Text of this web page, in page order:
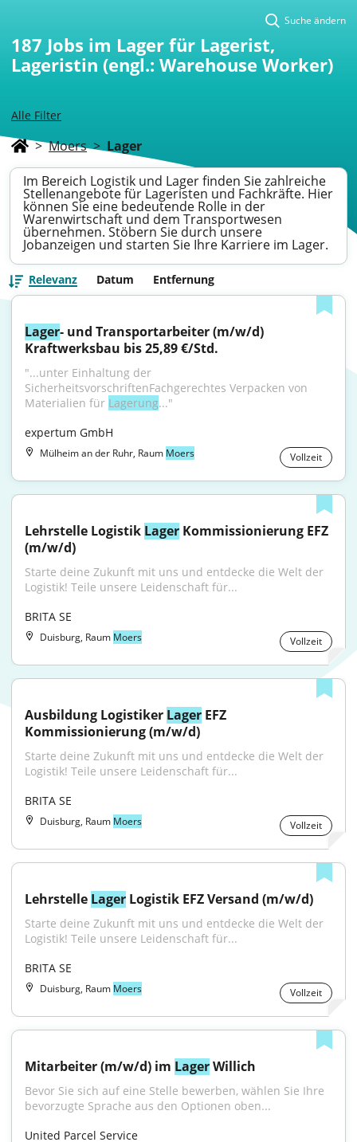
Alle Filter
Suche ändern
187 Jobs im Lager für Lagerist,
Lageristin (engl.: Warehouse Worker)
> Moers > Lager
Im Bereich Logistik und Lager finden Sie zahlreiche
Stellenangebote für Lageristen und Fachkräfte. Hier
können Sie eine bedeutende Rolle in der
Warenwirtschaft und dem Transportwesen
übernehmen. Stöbern Sie durch unsere
Jobanzeigen und starten Sie Ihre Karriere im Lager.
Relevanz Datum Entfernung
Lager- und Transportarbeiter (m/w/d)
Kraftwerksbau bis 25,89 €/Std.
"...unter Einhaltung der
SicherheitsvorschriftenFachgerechtes Verpacken von
Materialien für Lagerung..."
expertum GmbH
Mülheim an der Ruhr, Raum Moers Vollzeit
Lehrstelle Logistik Lager Kommissionierung EFZ
(m/w/d)
Starte deine Zukunft mit uns und entdecke die Welt der
Logistik! Teile unsere Leidenschaft für...
BRITA SE
Duisburg, Raum Moers Vollzeit
Ausbildung Logistiker Lager EFZ
Kommissionierung (m/w/d)
Starte deine Zukunft mit uns und entdecke die Welt der
Logistik! Teile unsere Leidenschaft für...
BRITA SE
Duisburg, Raum Moers Vollzeit
Lehrstelle Lager Logistik EFZ Versand (m/w/d)
Starte deine Zukunft mit uns und entdecke die Welt der
Logistik! Teile unsere Leidenschaft für...
BRITA SE
Duisburg, Raum Moers Vollzeit
Mitarbeiter (m/w/d) im Lager Willich
Bevor Sie sich auf eine Stelle bewerben, wählen Sie Ihre
bevorzugte Sprache aus den Optionen oben...
United Parcel Service